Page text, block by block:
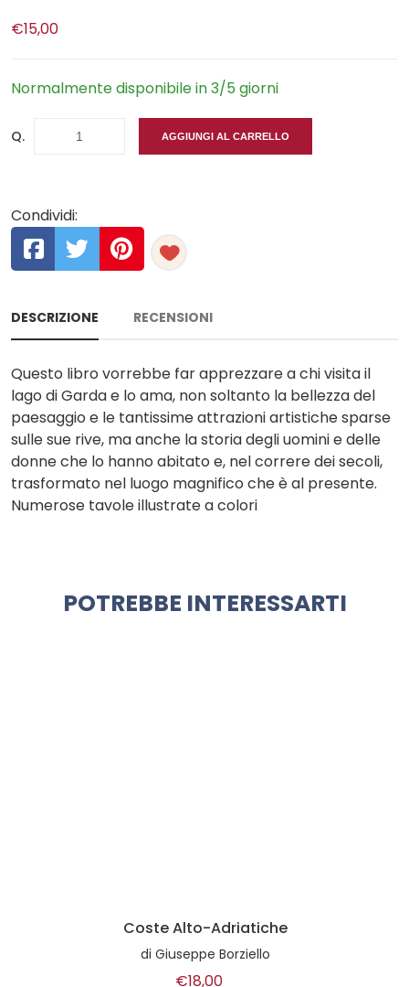
€15,00
Normalmente disponibile in 3/5 giorni
Q. AGGIUNGI AL CARRELLO
Condividi:
DESCRIZIONE RECENSIONI
Questo libro vorrebbe far apprezzare a chi visita il
lago di Garda e lo ama, non soltanto la bellezza del
paesaggio e le tantissime attrazioni artistiche sparse
sulle sue rive, ma anche la storia degli uomini e delle
donne che lo hanno abitato e, nel correre dei secoli,
trasformato nel luogo magnifico che è al presente.
Numerose tavole illustrate a colori
POTREBBE INTERESSARTI
Coste Alto-Adriatiche
di Giuseppe Borziello
€18,00